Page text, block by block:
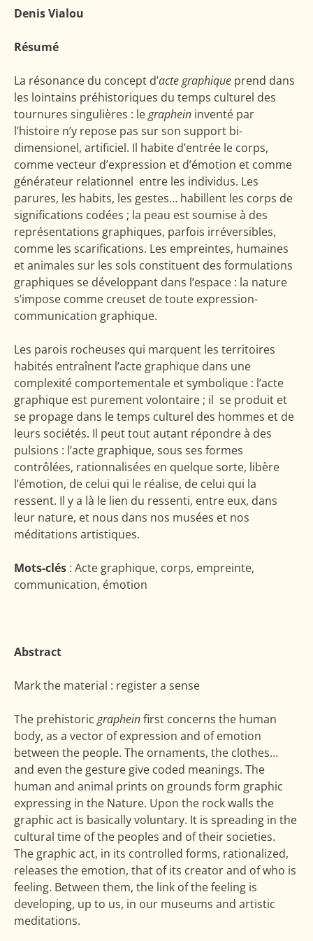
Denis Vialou
Résumé
La résonance du concept d’acte graphique prend dans
les lointains préhistoriques du temps culturel des
tournures singulières : legraphein inventé par
l’histoire n’y repose pas sur son support bi-
dimensionel, artificiel. Il habite d’entrée le corps,
comme vecteur d’expression et d’émotion et comme
générateur relationnel entre les individus. Les
parures, les habits, les gestes… habillent les corps de
significations codées ; la peau est soumise à des
représentations graphiques, parfois irréversibles,
comme les scarifications. Les empreintes, humaines
et animales sur les sols constituent des formulations
graphiques se développant dans l’espace : la nature
s’impose comme creuset de toute expression-
communication graphique.
Les parois rocheuses qui marquent les territoires
habités entraînent l’acte graphique dans une
complexité comportementale et symbolique : l’acte
graphique est purement volontaire ; il se produit et
se propage dans le temps culturel des hommes et de
leurs sociétés. Il peut tout autant répondre à des
pulsions : l’acte graphique, sous ses formes
contrôlées, rationnalisées en quelque sorte, libère
l’émotion, de celui qui le réalise, de celui qui la
ressent. Il y a là le lien du ressenti, entre eux, dans
leur nature, et nous dans nos musées et nos
méditations artistiques.
Mots-clés : Acte graphique, corps, empreinte,
communication, émotion
Abstract
Mark the material : register a sense
The prehistoric grapheinfirst concerns the human
body, as a vector of expression and of emotion
between the people. The ornaments, the clothes…
and even the gesture give coded meanings. The
human and animal prints on grounds form graphic
expressing in the Nature. Upon the rock walls the
graphic act is basically voluntary. It is spreading in the
cultural time of the peoples and of their societies.
The graphic act, in its controlled forms, rationalized,
releases the emotion, that of its creator and of who is
feeling. Between them, the link of the feeling is
developing, up to us, in our museums and artistic
meditations.